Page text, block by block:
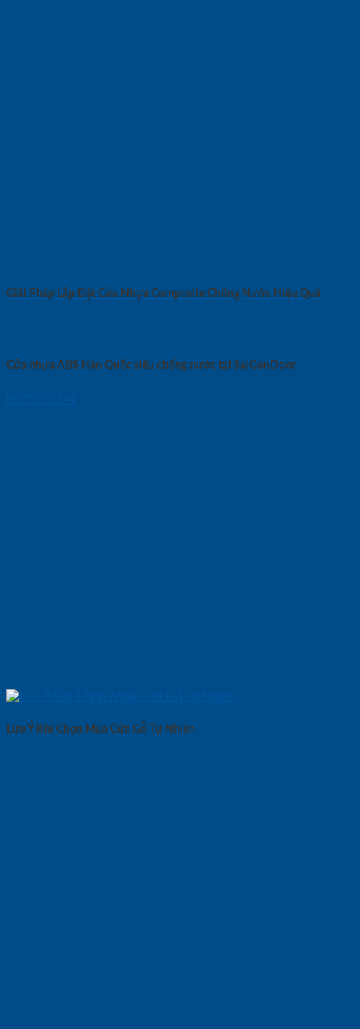
Giải Pháp Lắp Đặt Cửa Nhựa Composite Chống Nước Hiệu Quả
Cửa nhựa ABS Hàn Quốc siêu chống nước tại SaiGonDoor
09/12/2024
Lưu Ý Khi Chọn Mua Cửa Gỗ Tự Nhiên